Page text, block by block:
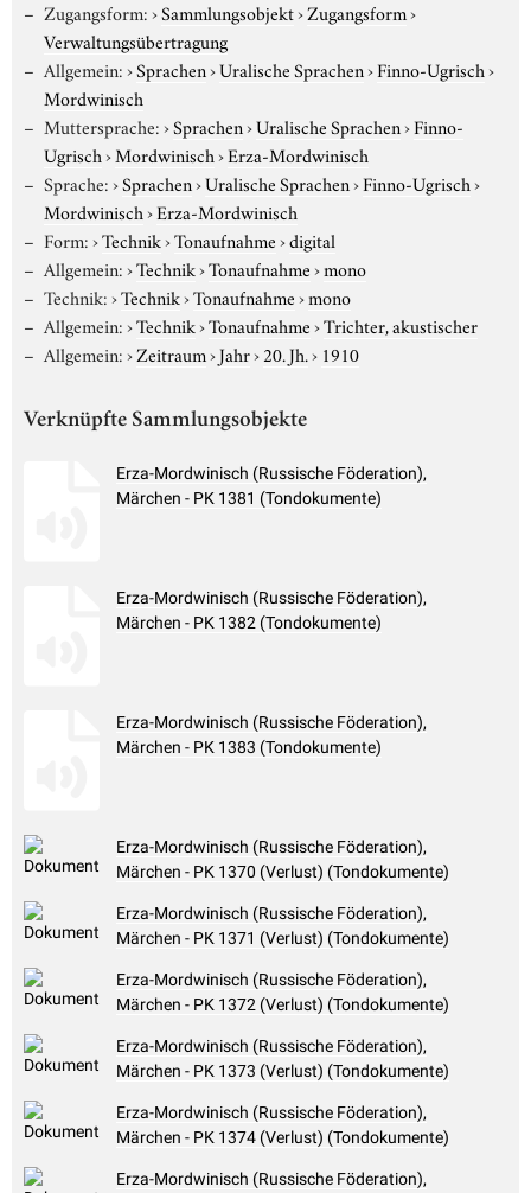
Zugangsform:›Sammlungsobjekt›Zugangsform›
Verwaltungsübertragung
Allgemein:›Sprachen›Uralische Sprachen›Finno-Ugrisch›
Mordwinisch
Muttersprache:›Sprachen›Uralische Sprachen›Finno-
Ugrisch›Mordwinisch›Erza-Mordwinisch
Sprache:›Sprachen›Uralische Sprachen›Finno-Ugrisch›
Mordwinisch›Erza-Mordwinisch
Form:›Technik›Tonaufnahme›digital
Allgemein:›Technik›Tonaufnahme›mono
Technik:›Technik›Tonaufnahme›mono
Allgemein:›Technik›Tonaufnahme›Trichter, akustischer
Allgemein:›Zeitraum›Jahr›20. Jh.› 1910
Verknüpfte Sammlungsobjekte
Erza-Mordwinisch (Russische Föderation),
Märchen - PK 1381 (Tondokumente)
Erza-Mordwinisch (Russische Föderation),
Märchen - PK 1382 (Tondokumente)
Erza-Mordwinisch (Russische Föderation),
Märchen - PK 1383 (Tondokumente)
Erza-Mordwinisch (Russische Föderation),
Märchen - PK 1370 (Verlust) (Tondokumente)
Erza-Mordwinisch (Russische Föderation),
Märchen - PK 1371 (Verlust) (Tondokumente)
Erza-Mordwinisch (Russische Föderation),
Märchen - PK 1372 (Verlust) (Tondokumente)
Erza-Mordwinisch (Russische Föderation),
Märchen - PK 1373 (Verlust) (Tondokumente)
Erza-Mordwinisch (Russische Föderation),
Märchen - PK 1374 (Verlust) (Tondokumente)
Erza-Mordwinisch (Russische Föderation),